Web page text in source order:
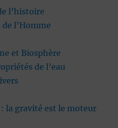
l’histoire
l’Homme
et Biosphère
de l’eau
la gravité est le moteur